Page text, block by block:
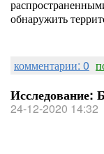
обнаружить
комментарии: 0
Исследование:
24-12-2020 14:32